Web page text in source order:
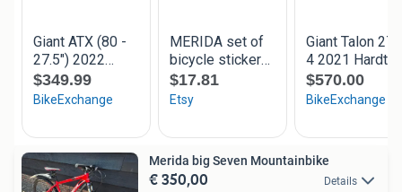
Merida big Seven Mountainbike
€ 350,00 Details